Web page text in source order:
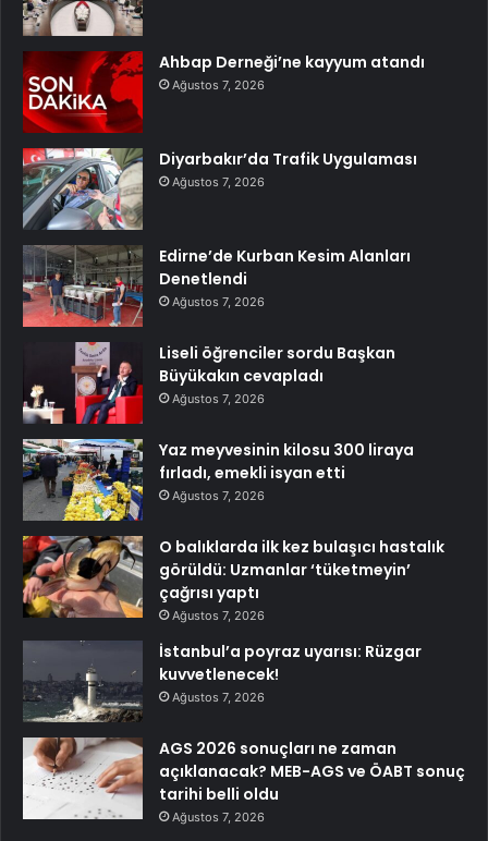
Ahbap Derneği’ne kayyum atandı
Ağustos 7, 2026
Diyarbakır’da Trafik Uygulaması
Ağustos 7, 2026
Edirne’de Kurban Kesim Alanları
Denetlendi
Ağustos 7, 2026
Liseli öğrenciler sordu Başkan
Büyükakın cevapladı
Ağustos 7, 2026
Yaz meyvesinin kilosu 300 liraya
fırladı, emekli isyan etti
Ağustos 7, 2026
O balıklarda ilk kez bulaşıcı hastalık
görüldü: Uzmanlar ‘tüketmeyin’
çağrısı yaptı
Ağustos 7, 2026
İstanbul’a poyraz uyarısı: Rüzgar
kuvvetlenecek!
Ağustos 7, 2026
AGS 2026 sonuçları ne zaman
açıklanacak? MEB-AGS ve ÖABT sonuç
tarihi belli oldu
Ağustos 7, 2026